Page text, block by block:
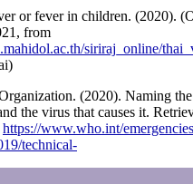
or fever in children. (2020).
from
siriraj_online/
(2020). Naming
the virus that causes it.
https://www.who.int/
technical-